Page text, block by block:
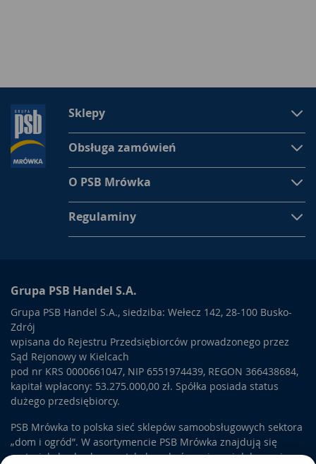
Sklepy
Obsługa zamówień
O PSB Mrówka
Regulaminy
Grupa PSB Handel S.A.
Grupa PSB Handel S.A., siedziba: Wełecz 142, 28-100 Busko-
Zdrój
wpisana do Rejestru Przedsiębiorców prowadzonego przez
Sąd Rejonowy w Kielcach
pod nr KRS 0000661047, NIP 6551974439, REGON 366438684,
kapitał wpłacony: 53.275.000,00 zł. Spółka posiada status
dużego przedsiębiorcy.
PSB Mrówka to polska sieć sklepów samoobsługowych sektora
„dom i ogród”. W asortymencie PSB Mrówka znajdują się
materiały budowlane, artykuły wykończeniowe i dekoracyjne,